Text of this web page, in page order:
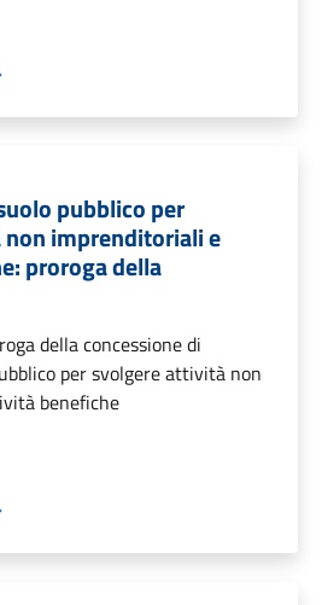
pubblico per
imprenditoriali e
proroga della
della concessione di
per svolgere attività non
benefiche